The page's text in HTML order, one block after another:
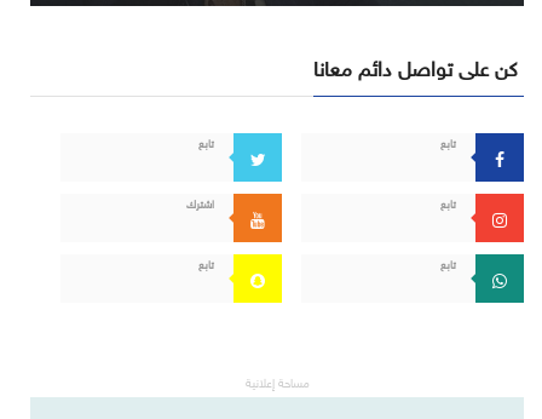
كن على تواصل دائم معانا
تابع تابع
تابع اشترك
تابع تابع
مساحة إعلانية